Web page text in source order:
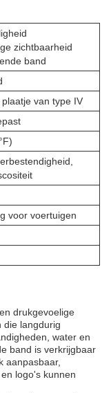
zichtbaarheid
band
van type IV
voor voertuigen
drukgevoelige
die langdurig
water en
band is verkrijgbaar
aanpasbaar,
logo's kunnen